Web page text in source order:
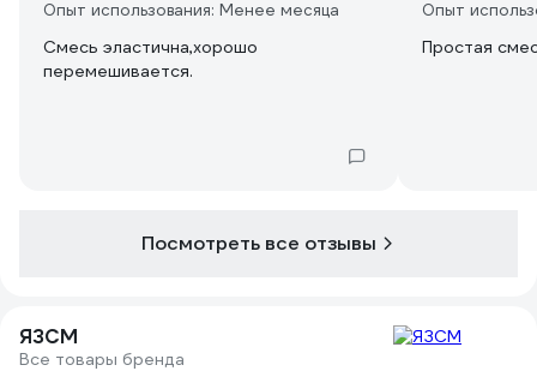
Опыт использования: Менее месяца
Смесь эластична,хорошо
перемешивается.
Опыт
Простая
Посмотреть все отзывы
ЯЗСМ
Все товары бренда